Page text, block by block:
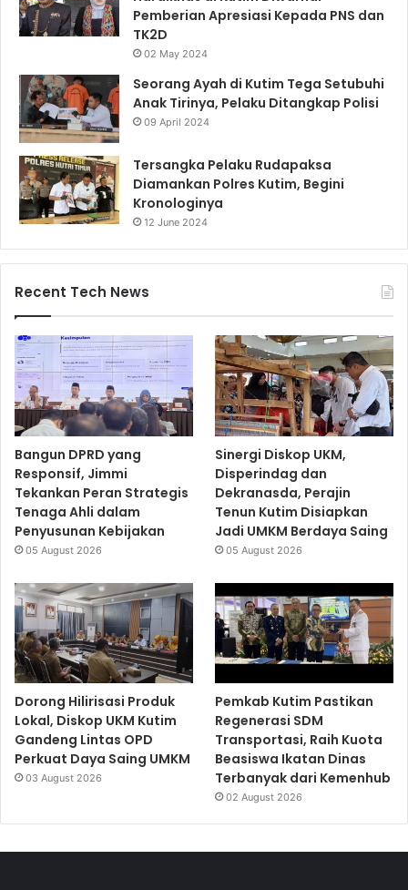
Pemberian Apresiasi Kepada PNS dan
TK2D
02 May 2024
Seorang Ayah di Kutim Tega Setubuhi
Anak Tirinya, Pelaku Ditangkap Polisi
09 April 2024
Tersangka Pelaku Rudapaksa
Diamankan Polres Kutim, Begini
Kronologinya
12 June 2024
Recent Tech News
Bangun DPRD yang
Responsif, Jimmi
Tekankan Peran Strategis
Tenaga Ahli dalam
Penyusunan Kebijakan
05 August 2026
Sinergi Diskop UKM,
Disperindag dan
Dekranasda, Perajin
Tenun Kutim Disiapkan
Jadi UMKM Berdaya Saing
05 August 2026
Dorong Hilirisasi Produk
Lokal, Diskop UKM Kutim
Gandeng Lintas OPD
Perkuat Daya Saing UMKM
03 August 2026
Pemkab Kutim Pastikan
Regenerasi SDM
Transportasi, Raih Kuota
Beasiswa Ikatan Dinas
Terbanyak dari Kemenhub
02 August 2026